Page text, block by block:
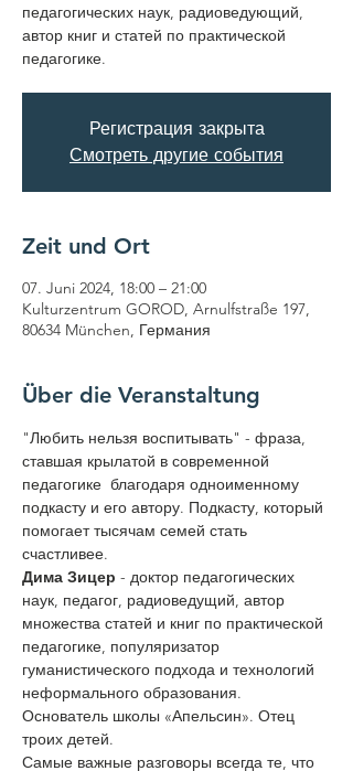
педагогических наук, радиоведующий,
автор книг и статей по практической
педагогике.
Регистрация закрыта
Смотреть другие события
Zeit und Ort
07. Juni 2024, 18:00 – 21:00
Kulturzentrum GOROD, Arnulfstraße 197,
80634 München, Германия
Über die Veranstaltung
"Любить нельзя воспитывать" - фраза,
ставшая крылатой в современной
педагогике  благодаря одноименному
подкасту и его автору. Подкасту, который
помогает тысячам семей стать
счастливее.
Дима Зицер - доктор педагогических
наук, педагог, радиоведущий, автор
множества статей и книг по практической
педагогике, популяризатор
гуманистического подхода и технологий
неформального образования.
Основатель школы «Апельсин». Отец
троих детей.
Самые важные разговоры всегда те, что